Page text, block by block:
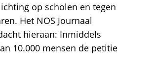
op scholen en tegen
Het NOS Journaal
hieraan: Inmiddels
10.000 mensen de petitie